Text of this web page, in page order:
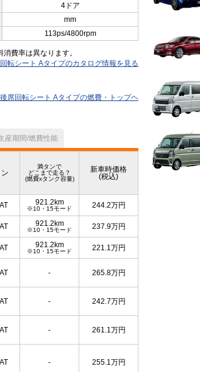
4ドア
mm
113ps/4800rpm
費率は異なります。
転シート Aタイプのカタログ情報を見る
席回転シート Aタイプの燃費・トップヘ
産期間/燃費性能
満タンで
どこまで走る？
(燃費xタンク容量)
新車時価格
(税込)
921.2km
※10・15モード 244.2万円
921.2km
※10・15モード 237.9万円
921.2km
※10・15モード 221.1万円
- 265.8万円
- 242.7万円
- 261.1万円
- 255.1万円